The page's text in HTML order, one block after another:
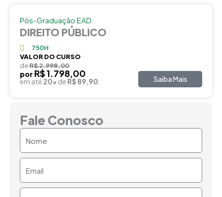
Pós-Graduação EAD
DIREITO PÚBLICO
750H
VALOR DO CURSO
deR$ 2.998,00
por R$ 1.798,00
em até 20x de R$ 89,90 Saiba Mais
Fale Conosco